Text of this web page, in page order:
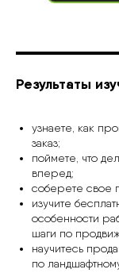
Результаты
узнаете, как
заказ;
поймете, что
вперед;
соберете свое
изучите
особенности
шаги по
научитесь
по